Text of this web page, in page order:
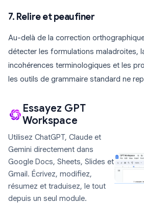
7. Relire et peaufiner
Au-delà de la correction
détecter les formulations maladroites,
incohérences terminologiques et les
les outils de grammaire standard ne
Essayez GPT
Workspace
Utilisez ChatGPT, Claude et
Gemini directement dans
Google Docs, Sheets, Slides et
Gmail. Écrivez, modifiez,
résumez et traduisez, le tout
depuis un seul module.